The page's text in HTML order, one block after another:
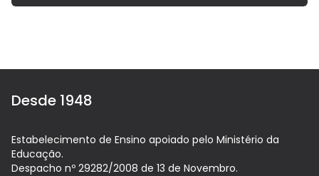
Desde 1948
Estabelecimento de Ensino apoiado pelo Ministério da
Educação.
Despacho nº 29282/2008 de 13 de Novembro.